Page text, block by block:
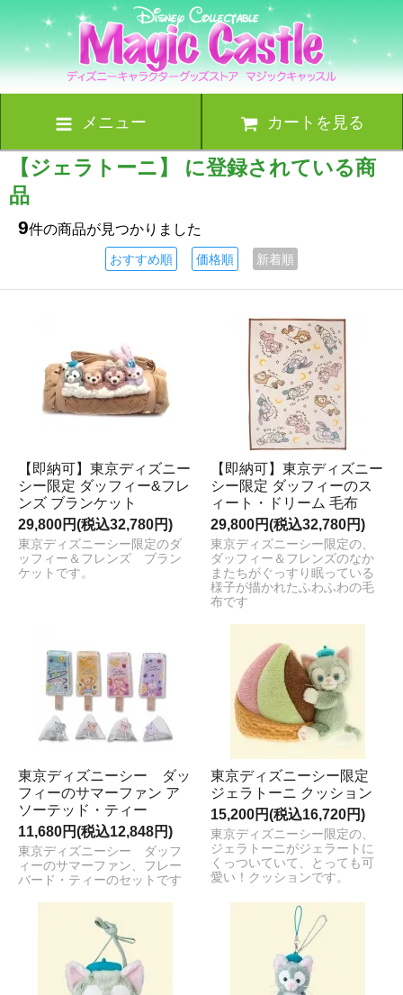
メニュー カートを見る
【ジェラトーニ】 に登録されている商
品
9件の商品が見つかりました
おすすめ順 価格順 新着順
【即納可】東京ディズニー
シー限定 ダッフィー&フレ
ンズ ブランケット
29,800円(税込32,780円)
東京ディズニーシー限定のダ
ッフィー＆フレンズ ブラン
ケットです。
【即納可】東京ディズニー
シー限定 ダッフィーのス
ィート・ドリーム 毛布
29,800円(税込32,780円)
東京ディズニーシー限定の、
ダッフィー＆フレンズのなか
またちがぐっすり眠っている
様子が描かれたふわふわの毛
布です
東京ディズニーシー ダッ
フィーのサマーファン ア
ソーテッド・ティー
11,680円(税込12,848円)
東京ディズニーシー ダッフ
ィーのサマーファン、フレー
バード・ティーのセットです
東京ディズニーシー限定
ジェラトーニ クッション
15,200円(税込16,720円)
東京ディズニーシー限定の、
ジェラトーニがジェラートに
くっついていて、とっても可
愛い！クッションです。